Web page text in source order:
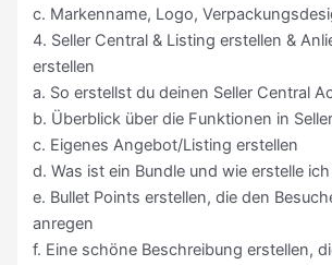
c. Markenname, Logo,
4. Seller Central & Listing erstellen &
erstellen
a. So erstellst du deinen Seller Central
b. Überblick über die Funktionen in
c. Eigenes Angebot/Listing erstellen
d. Was ist ein Bundle und wie erstelle
e. Bullet Points erstellen, die den
anregen
f. Eine schöne Beschreibung erstellen,